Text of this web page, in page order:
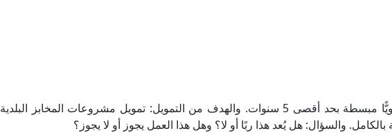
ومعدل الفائدة 5.5 سنويًّا مبسطة بحد أقصى 5 سنوات. والهدف من التمويل: تمويل مشروعات المخابز البلدية
بالكامل. والسؤال: هل يُعد هذا ربًا أو لا؟ وهل هذا العمل يجوز أو لا يجوز؟